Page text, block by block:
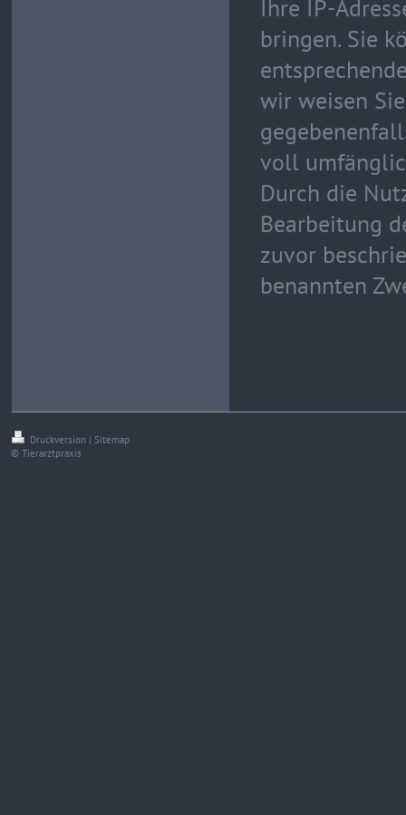
Ihre IP-
bringen. Sie
wir weisen
voll
Durch die
Bearbeitung
zuvor
benannten
Druckversion | Sitemap
© Tierarztpraxis